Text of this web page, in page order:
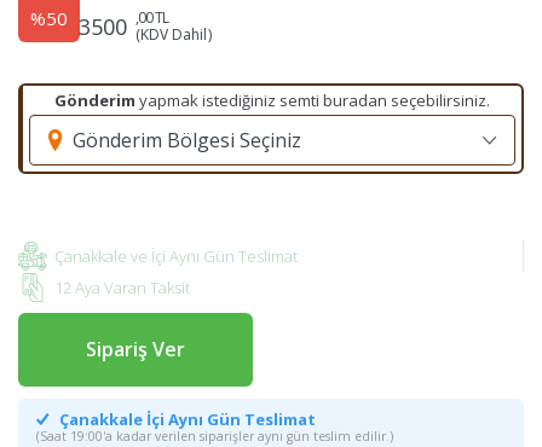
%50 3500 ,00 TL
(KDV Dahil)
Gönderim yapmak istediğiniz semti buradan seçebilirsiniz.
Gönderim Bölgesi Seçiniz
Çanakkale ve İçi Aynı Gün Teslimat
12 Aya Varan Taksit
Sipariş Ver
Çanakkale İçi Aynı Gün Teslimat
(Saat 19:00'a kadar verilen siparişler aynı gün teslim edilir.)